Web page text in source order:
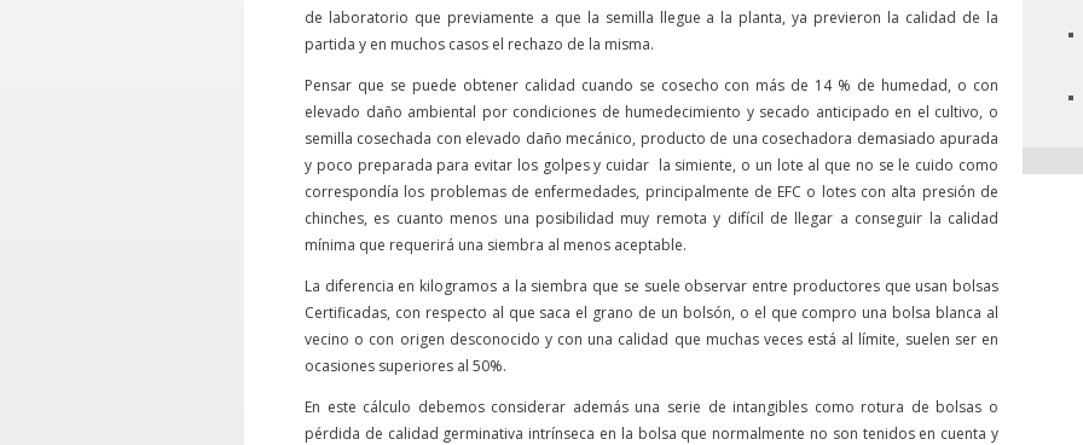
de laboratorio que previamente a que la semilla llegue a la planta, ya previeron la calidad de la
partida y en muchos casos el rechazo de la misma.
Pensar que se puede obtener calidad cuando se cosecho con más de 14 % de humedad, o con
elevado daño ambiental por condiciones de humedecimiento y secado anticipado en el cultivo, o
semilla cosechada con elevado daño mecánico, producto de una cosechadora demasiado apurada
y poco preparada para evitar los golpes y cuidar la simiente, o un lote al que no se le cuido como
correspondía los problemas de enfermedades, principalmente de EFC o lotes con alta presión de
chinches, es cuanto menos una posibilidad muy remota y difícil de llegar a conseguir la calidad
mínima que requerirá una siembra al menos aceptable.
La diferencia en kilogramos a la siembra que se suele observar entre productores que usan bolsas
Certificadas, con respecto al que saca el grano de un bolsón, o el que compro una bolsa blanca al
vecino o con origen desconocido y con una calidad que muchas veces está al límite, suelen ser en
ocasiones superiores al 50%.
En este cálculo debemos considerar además una serie de intangibles como rotura de bolsas o
pérdida de calidad germinativa intrínseca en la bolsa que normalmente no son tenidos en cuenta y